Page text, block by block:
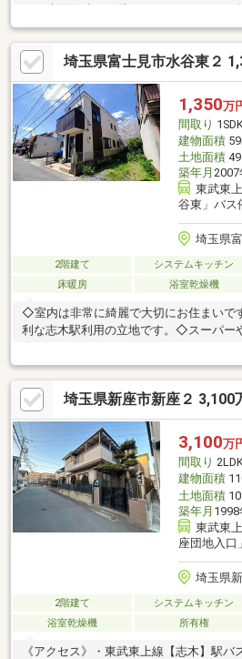
月：平成１８年１１月・構造：木造かわ
６ＬＤＫ
埼玉県富士見市水谷東２
1,350万
間取り
建物面積
土地面積
築年月
東武東
谷東」バス
埼玉県
2階建て システムキッチン
床暖房
浴室乾燥機
◇室内は非常に綺麗で大切にお住まいで
利な志木駅利用の立地です。◇スーパー
埼玉県新座市新座２ 3,100
3,100万
間取り
建物面積
土地面積
築年月
東武東
座団地入口
埼玉県
2階建て システムキッチン
浴室乾燥機
所有権
《アクセス》・東武東上線【志木】駅バ